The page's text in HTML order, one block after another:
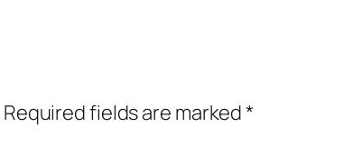
Required fields are marked*